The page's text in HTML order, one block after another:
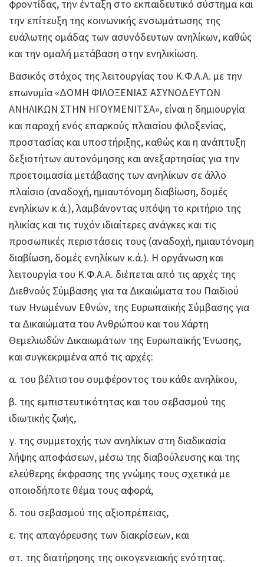
φροντίδας, την ένταξη στο εκπαιδευτικό σύστημα και
την επίτευξη της κοινωνικής ενσωμάτωσης της
ευάλωτης ομάδας των ασυνόδευτων ανηλίκων, καθώς
και την ομαλή μετάβαση στην ενηλικίωση.
Βασικός στόχος της λειτουργίας του Κ.Φ.Α.Α. με την
επωνυμία «ΔΟΜΗ ΦΙΛΟΞΕΝΙΑΣ ΑΣΥΝΟΔΕΥΤΩΝ
ΑΝΗΛΙΚΩΝ ΣΤΗΝ ΗΓΟΥΜΕΝΙΤΣΑ», είναι η δημιουργία
και παροχή ενός επαρκούς πλαισίου φιλοξενίας,
προστασίας και υποστήριξης, καθώς και η ανάπτυξη
δεξιοτήτων αυτονόμησης και ανεξαρτησίας για την
προετοιμασία μετάβασης των ανηλίκων σε άλλο
πλαίσιο (αναδοχή, ημιαυτόνομη διαβίωση, δομές
ενηλίκων κ.ά.), λαμβάνοντας υπόψη το κριτήριο της
ηλικίας και τις τυχόν ιδιαίτερες ανάγκες και τις
προσωπικές περιστάσεις τους (αναδοχή, ημιαυτόνομη
διαβίωση, δομές ενηλίκων κ.ά.). Η οργάνωση και
λειτουργία του Κ.Φ.Α.Α. διέπεται από τις αρχές της
Διεθνούς Σύμβασης για τα Δικαιώματα του Παιδιού
των Ηνωμένων Εθνών, της Ευρωπαϊκής Σύμβασης για
τα Δικαιώματα του Ανθρώπου και του Χάρτη
Θεμελιωδών Δικαιωμάτων της Ευρωπαϊκής Ένωσης,
και συγκεκριμένα από τις αρχές:
α. του βέλτιστου συμφέροντος του κάθε ανηλίκου,
β. της εμπιστευτικότητας και του σεβασμού της
ιδιωτικής ζωής,
γ. της συμμετοχής των ανηλίκων στη διαδικασία
λήψης αποφάσεων, μέσω της διαβούλευσης και της
ελεύθερης έκφρασης της γνώμης τους σχετικά με
οποιοδήποτε θέμα τους αφορά,
δ. του σεβασμού της αξιοπρέπειας,
ε. της απαγόρευσης των διακρίσεων, και
στ. της διατήρησης της οικογενειακής ενότητας.